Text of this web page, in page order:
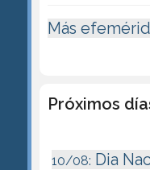
Más
Próximos
10/08: Dia